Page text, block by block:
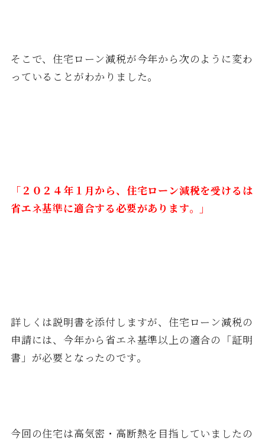
そこで、住宅ローン減税が今年から次のように変わ
っていることがわかりました。
「２０２４年１月から、住宅ローン減税を受けるは
省エネ基準に適合する必要があります。」
詳しくは説明書を添付しますが、住宅ローン減税の
申請には、今年から省エネ基準以上の適合の「証明
書」が必要となったのです。
今回の住宅は高気密・高断熱を目指していましたの